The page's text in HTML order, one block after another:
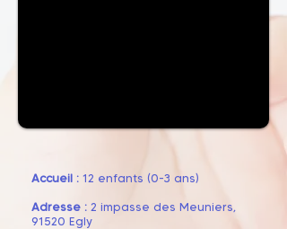
Accueil : 12 enfants (0-3 ans)
Adresse : 2 impasse des Meuniers,
91520 Egly